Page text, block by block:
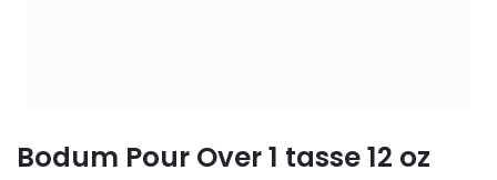
Bodum Pour Over 1 tasse 12 oz